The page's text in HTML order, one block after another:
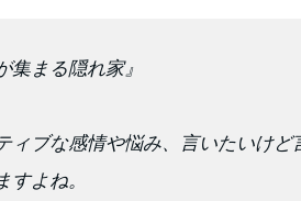
集まる隠れ家』
ィブな感情や悩み、言いたいけど
よね。